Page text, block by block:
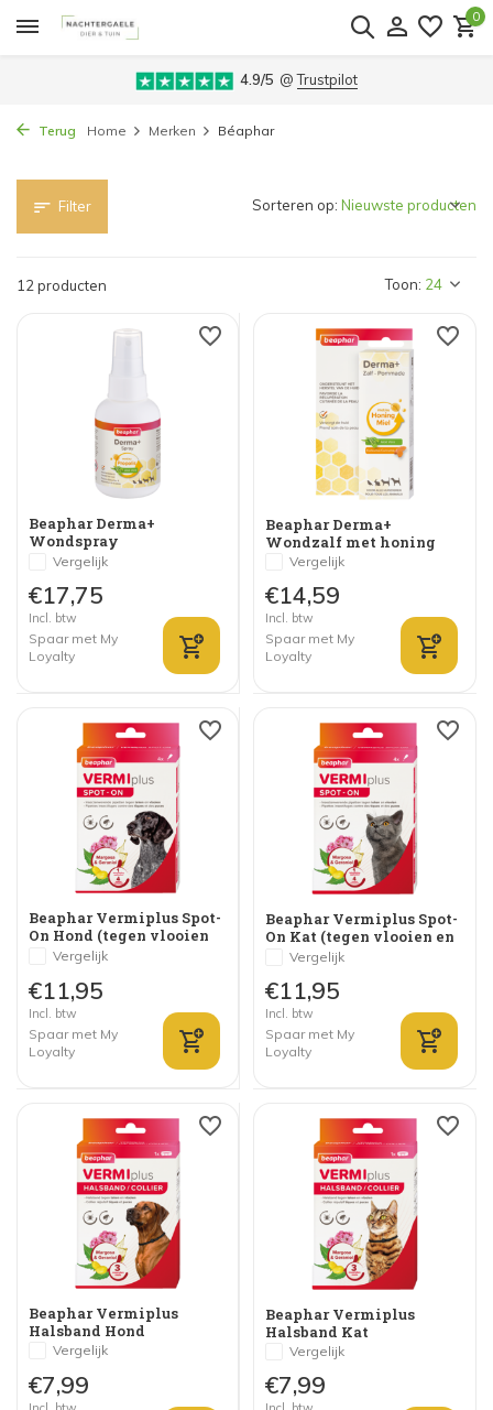
0
4.9/5 @Trustpilot
Terug Home Merken Béaphar
Filter
12 producten Toon:
Sorteren op:
Beaphar Derma+
Wondspray
Vergelijk
€17,75
Incl. btw
Spaar met My
Loyalty
Beaphar Derma+
Wondzalf met honing
Vergelijk
€14,59
Incl. btw
Spaar met My
Loyalty
Beaphar Vermiplus Spot-
On Hond (tegen vlooien
en teken)
Vergelijk
€11,95
Incl. btw
Spaar met My
Loyalty
Beaphar Vermiplus Spot-
On Kat (tegen vlooien en
teken)
Vergelijk
€11,95
Incl. btw
Spaar met My
Loyalty
Beaphar Vermiplus
Halsband Hond
Vergelijk
€7,99
Beaphar Vermiplus
Halsband Kat
Vergelijk
€7,99